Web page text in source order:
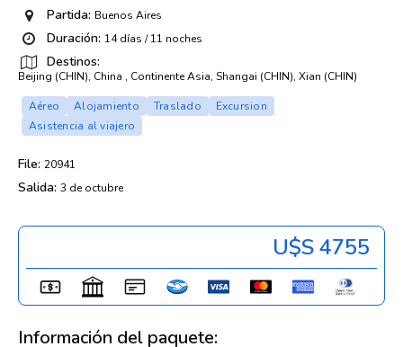
Partida: Buenos Aires
Duración: 14 días / 11 noches
Destinos:
Beijing (CHIN), China , Continente Asia, Shangai (CHIN), Xian (CHIN)
Aéreo Alojamiento Traslado
Excursion
Asistencia al viajero
File: 20941
Salida: 3 de octubre
U$s 4755
Información del paquete: